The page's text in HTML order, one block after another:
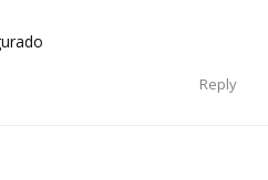
Reply